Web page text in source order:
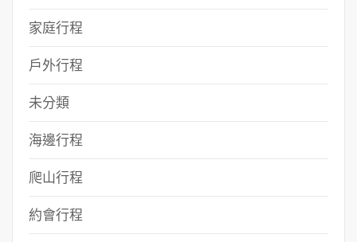
家庭行程
戶外行程
未分類
海邊行程
爬山行程
約會行程